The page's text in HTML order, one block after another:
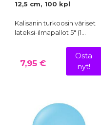
12,5 cm, 100 kpl
Kalisanin turkoosin väriset
lateksi-ilmapallot 5" (1…
7,95 €
Osta
nyt!